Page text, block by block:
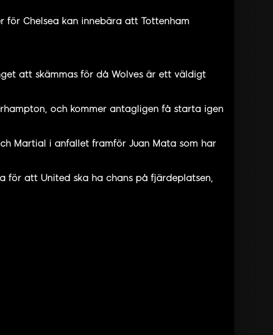
för Chelsea kan innebära att Tottenham
att skämmas för då Wolves är ett väldigt
och kommer antagligen få starta igen
Martial i anfallet framför Juan Mata som har
för att United ska ha chans på fjärdeplatsen,